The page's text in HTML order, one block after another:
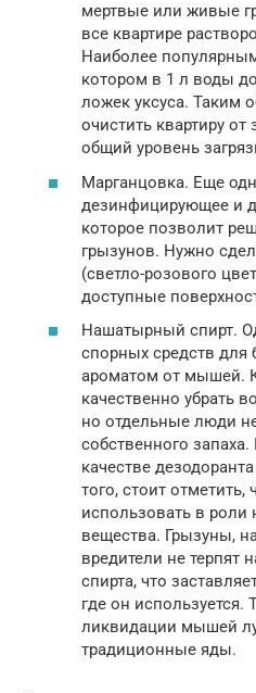
мертвые или живые
все квартире
Наиболее
котором в 1 л воды
ложек уксуса. Таким
очистить квартиру
общий уровень
Марганцовка. Еще
дезинфицирующее и
которое позволит
грызунов. Нужно
(светло-розового
доступные
Нашатырный спирт.
спорных средств
ароматом от мышей.
качественно убрать
но отдельные люди
собственного
качестве
того, стоит отметить,
использовать в роли
вещества. Грызуны,
вредители не терпят
спирта, что
где он используется.
ликвидации мышей
традиционные яды.